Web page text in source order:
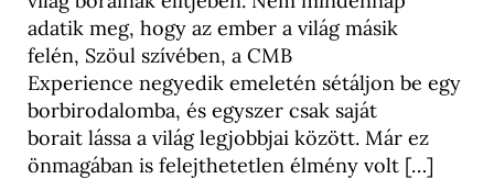
adatik meg, hogy az ember a világ másik
felén, Szöul szívében, a CMB
Experience negyedik emeletén sétáljon be egy
borbirodalomba, és egyszer csak saját
borait lássa a világ legjobbjai között. Már ez
önmagában is felejthetetlen élmény volt […]